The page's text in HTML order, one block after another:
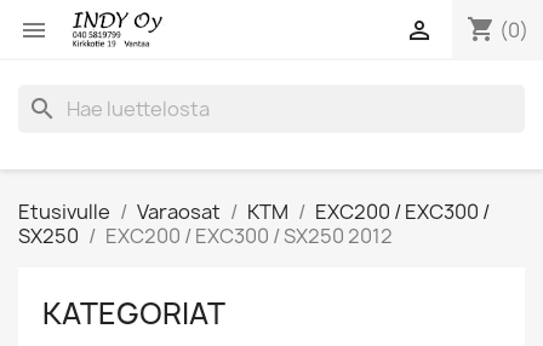
 shopping_cart (0)

search
Etusivulle Varaosat KTM
EXC200 / EXC300 /
SX250
EXC200 / EXC300 / SX250 2012
KATEGORIAT